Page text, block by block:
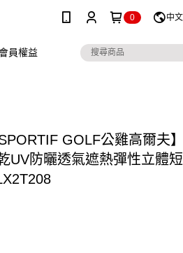
0 中
員權益
GOLF公雞高爾夫
UV防曬透氣遮熱彈性立體